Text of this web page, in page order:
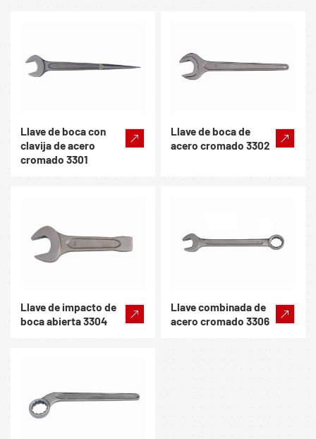
Llave de boca con
clavija de acero
cromado 3301
Llave de boca de
acero cromado 3302
Llave de impacto de
boca abierta 3304
Llave combinada de
acero cromado 3306